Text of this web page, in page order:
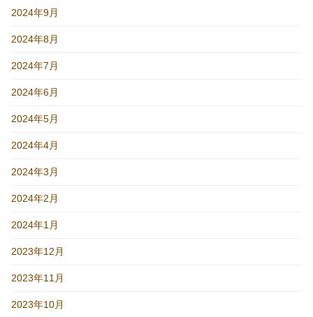
2024年9月
2024年8月
2024年7月
2024年6月
2024年5月
2024年4月
2024年3月
2024年2月
2024年1月
2023年12月
2023年11月
2023年10月